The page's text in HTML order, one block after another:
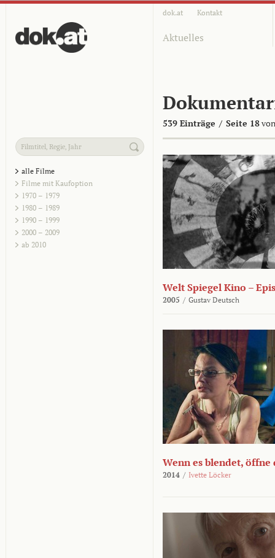
dok.at Kontakt
Aktuelles
539 Einträge / Seite 18
alle Filme
Filme mit Kaufoption
1970 – 1979
1980 – 1989
1990 – 1999
2000 – 2009
ab 2010
Welt Spiegel Kino –
2005 / Gustav Deutsch
Wenn es blendet, öffne
2014 / Ivette Löcker